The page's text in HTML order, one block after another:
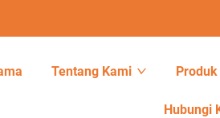
Tentang Kami Produk
Hubungi